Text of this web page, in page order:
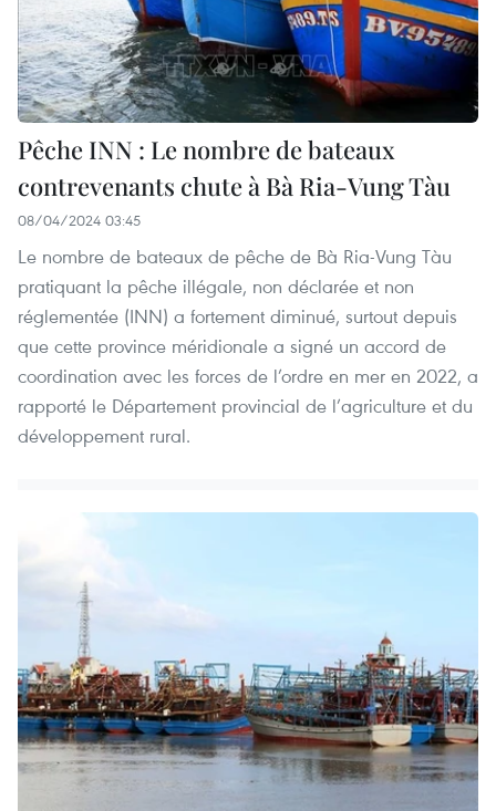
Pêche INN : Le nombre de bateaux
contrevenants chute à Bà Ria-Vung Tàu
08/04/2024 03:45
Le nombre de bateaux de pêche de Bà Ria-Vung Tàu
pratiquant la pêche illégale, non déclarée et non
réglementée (INN) a fortement diminué, surtout depuis
que cette province méridionale a signé un accord de
coordination avec les forces de l’ordre en mer en 2022, a
rapporté le Département provincial de l’agriculture et du
développement rural. ​